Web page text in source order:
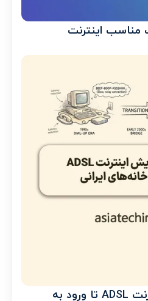
مناسب اینترنت
تاریخچه پیدایش اینترنت ADSL تا ورود به